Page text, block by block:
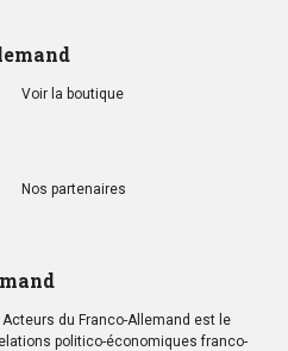
Voir la boutique
Nos partenaires
Acteurs du Franco-Allemand est le
politico-économiques franco-